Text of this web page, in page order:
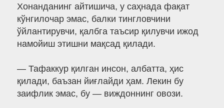
Хонанданинг айтишича, у саҳнада фақат
кўнгилочар эмас, балки тингловчини
ўйлантирувчи, қалбга таъсир қилувчи ижод
намойиш этишни мақсад қилади.
— Тафаккур қилган инсон, албатта, ҳис
қилади, баъзан йиғлайди ҳам. Лекин бу
заифлик эмас, бу — виждоннинг овози.